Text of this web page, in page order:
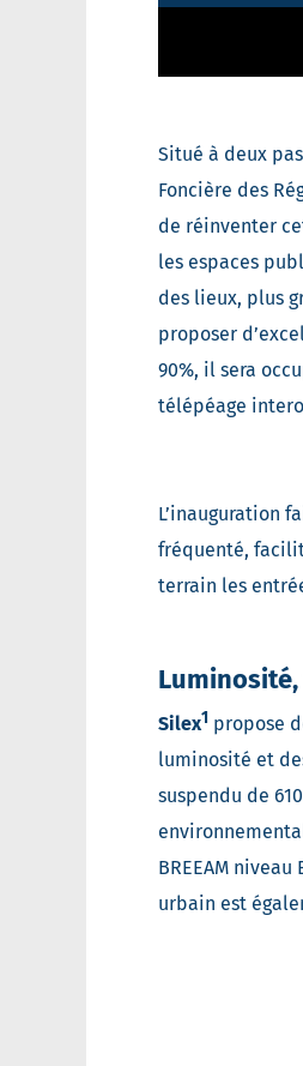
Situé à deux
Foncière des
de réinventer
les espaces
des lieux, plus
proposer
90%, il sera
télépéage
L’inauguration
fréquenté,
terrain les
Silex1 propose
luminosité et
suspendu de
BREEAM
urbain est